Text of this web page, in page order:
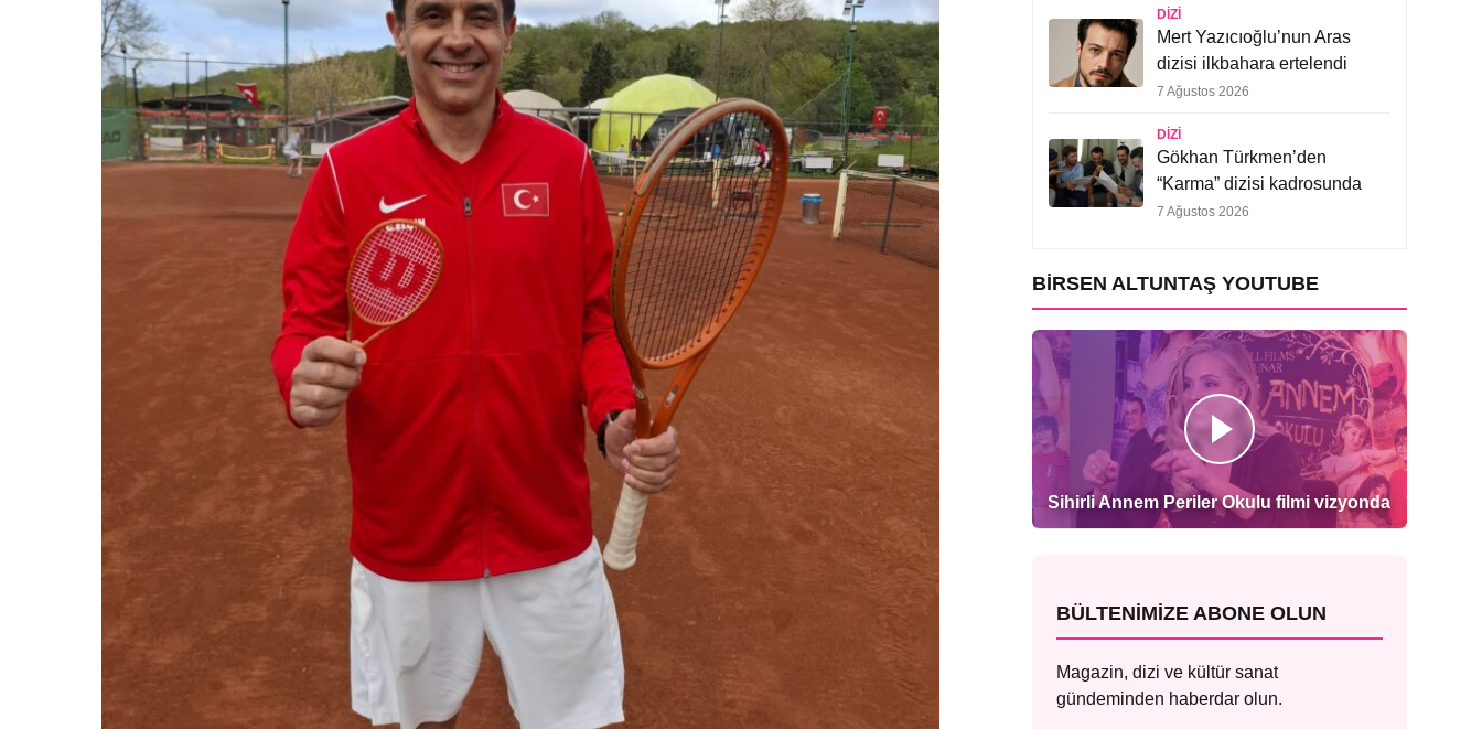
DIZI
Mert Yazıcıoğlu’nun Aras
dizisi ilkbahara ertelendi
7 Ağustos 2026
DIZI
Gökhan Türkmen’den
“Karma” dizisi kadrosunda
7 Ağustos 2026
BIRSEN ALTUNTAŞ YOUTUBE
Sihirli Annem Periler Okulu filmi vizyonda
BÜLTENIMIZE ABONE OLUN
Magazin, dizi ve kültür sanat
gündeminden haberdar olun.